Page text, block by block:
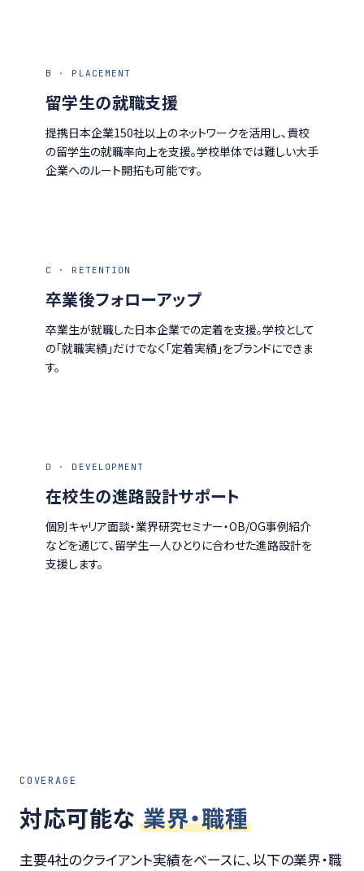
B · PLACEMENT
留学生の就職支援
提携日本企業150社以上のネットワークを活用し、貴校
の留学生の就職率向上を支援。学校単体では難しい大手
企業へのルート開拓も可能です。
C · RETENTION
卒業後フォローアップ
卒業生が就職した日本企業での定着を支援。学校として
の「就職実績」だけでなく「定着実績」をブランドにできま
す。
D · DEVELOPMENT
在校生の進路設計サポート
個別キャリア面談・業界研究セミナー・OB/OG事例紹介
などを通じて、留学生一人ひとりに合わせた進路設計を
支援します。
COVERAGE
対応可能な 業界・職種
主要4社のクライアント実績をベースに、以下の業界・職